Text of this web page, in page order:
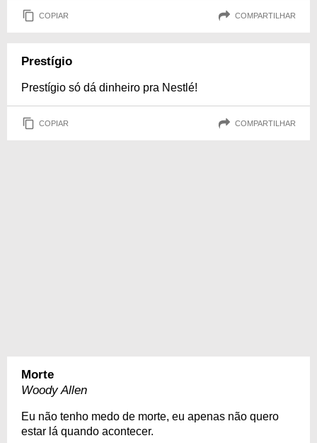
COPIAR COMPARTILHAR
Prestígio
Prestígio só dá dinheiro pra Nestlé!
COPIAR COMPARTILHAR
Morte
Woody Allen
Eu não tenho medo de morte, eu apenas não quero
estar lá quando acontecer.